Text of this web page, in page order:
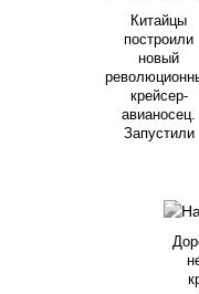
Китайцы
построили
новый
крейсер-
авианосец.
Запустили